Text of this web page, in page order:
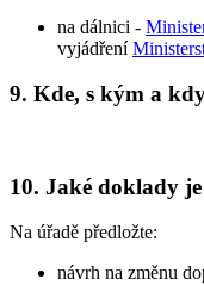
na dálnici -
vyjádření
9. Kde, s kým a
10. Jaké doklady
Na úřadě předložte:
návrh na změnu